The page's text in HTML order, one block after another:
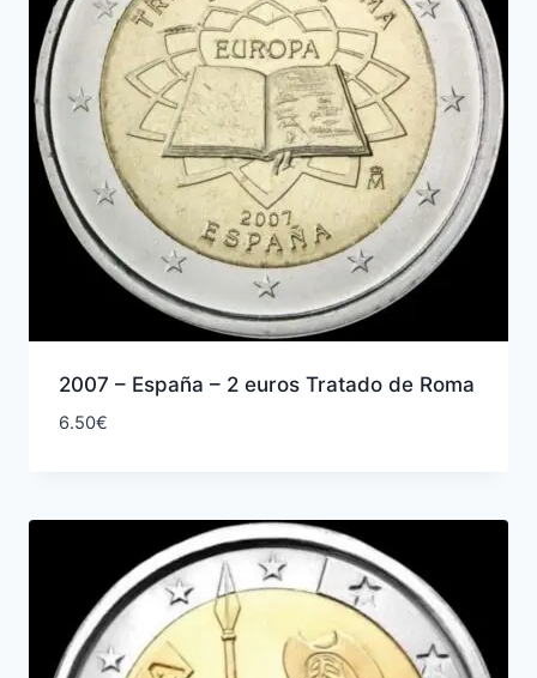
2007 – España – 2 euros Tratado de Roma
6.50€